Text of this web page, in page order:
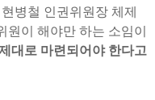
병철 인권위원장 체제
이 해야만 하는 소임이
대로 마련되어야 한다고